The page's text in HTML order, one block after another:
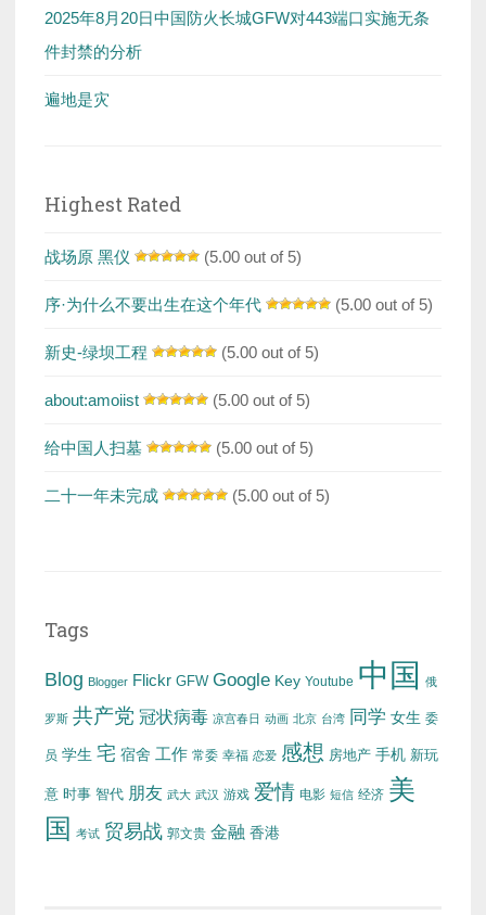
2025年8月20日中国防火长城GFW对443端口实施无条
件封禁的分析
遍地是灾
Highest Rated
战场原 黑仪 (5.00 out of 5)
序·为什么不要出生在这个年代 (5.00 out of 5)
新史-绿坝工程 (5.00 out of 5)
about:amoiist (5.00 out of 5)
给中国人扫墓 (5.00 out of 5)
二十一年未完成 (5.00 out of 5)
Tags
Blog Blogger Flickr GFW Google Key Youtube 中国 俄
罗斯 共产党 冠状病毒 凉宫春日 动画 北京 台湾 同学 女生 委
员 学生 宅 宿舍 工作 常委 幸福 恋爱 感想 房地产 手机 新玩
意 时事 智代 朋友 武大 武汉 游戏 爱情 电影 短信 经济 美
国
考试 贸易战 郭文贵 金融 香港